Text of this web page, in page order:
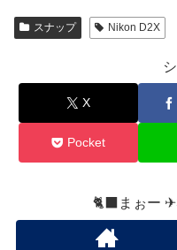
スナップ Nikon D2X
X
Pocket
🐈‍⬛まぉー